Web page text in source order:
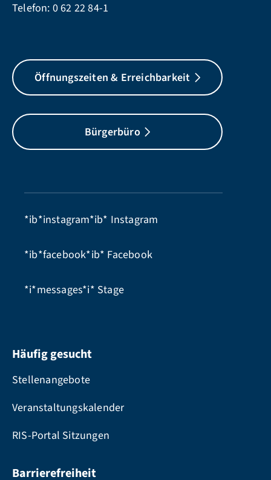
Telefon: 0 62 22 84-1
Öffnungszeiten & Erreichbarkeit
Bürgerbüro
*ib*instagram*ib* Instagram
*ib*facebook*ib* Facebook
*i*messages*i* Stage
Häufig gesucht
Stellenangebote
Veranstaltungskalender
RIS-Portal Sitzungen
Barrierefreiheit